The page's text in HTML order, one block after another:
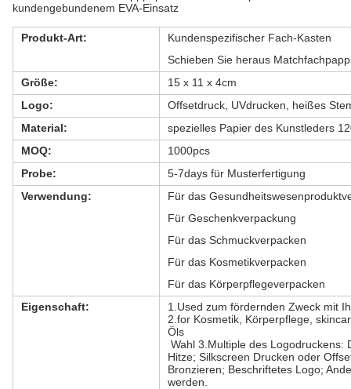
kundengebundenem EVA-Einsatz
Produkt-Art:
Kundenspezifischer Fach-Kasten
Schieben Sie heraus
Größe:
15 x 11 x 4cm
Logo:
Offsetdruck, UVdrucken, heißes
Material:
spezielles Papier des Kunstleders
MOQ:
1000pcs
Probe:
5-7days für Musterfertigung
Verwendung:
Für das
Für Geschenkverpackung
Für das Schmuckverpacken
Für das Kosmetikverpacken
Für das Körperpflegeverpacken
Eigenschaft:
1.Used zum fördernden Zweck mit
2.for Kosmetik, Körperpflege,
Öls
Wahl 3.Multiple des Logodruckens:
Hitze; Silkscreen Drucken oder
Bronzieren; Beschriftetes Logo;
werden.